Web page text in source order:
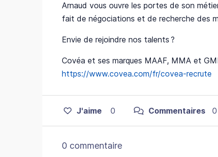
Arnaud vous ouvre les portes de son
fait de négociations et de recherche des
Envie de rejoindre nos talents ?
Covéa et ses marques MAAF, MMA et
https://www.covea.com/fr/covea-recrute
J'aime 0 Commentaires 0
0 commentaire